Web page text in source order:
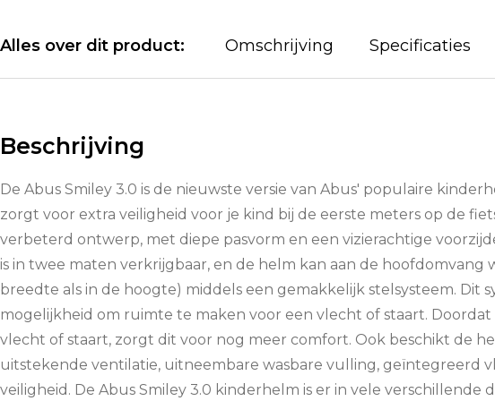
Alles over dit product: Omschrijving Specificaties
Beschrijving
De Abus Smiley 3.0 is de nieuwste versie van Abus' populaire
zorgt voor extra veiligheid voor je kind bij de eerste meters op de
verbeterd ontwerp, met diepe pasvorm en een vizierachtige
is in twee maten verkrijgbaar, en de helm kan aan de hoofdomvang
breedte als in de hoogte) middels een gemakkelijk stelsysteem. Dit
mogelijkheid om ruimte te maken voor een vlecht of staart.
vlecht of staart, zorgt dit voor nog meer comfort. Ook beschikt de
uitstekende ventilatie, uitneembare wasbare vulling, geïntegreerd
veiligheid. De Abus Smiley 3.0 kinderhelm is er in vele verschillende